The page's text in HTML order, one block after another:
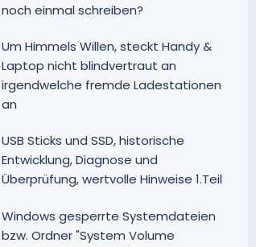
noch einmal schreiben?
Um Himmels Willen, steckt Handy &
Laptop nicht blindvertraut an
irgendwelche fremde Ladestationen
an
USB Sticks und SSD, historische
Entwicklung, Diagnose und
Überprüfung, wertvolle Hinweise 1.Teil
Windows gesperrte Systemdateien
bzw. Ordner "System Volume